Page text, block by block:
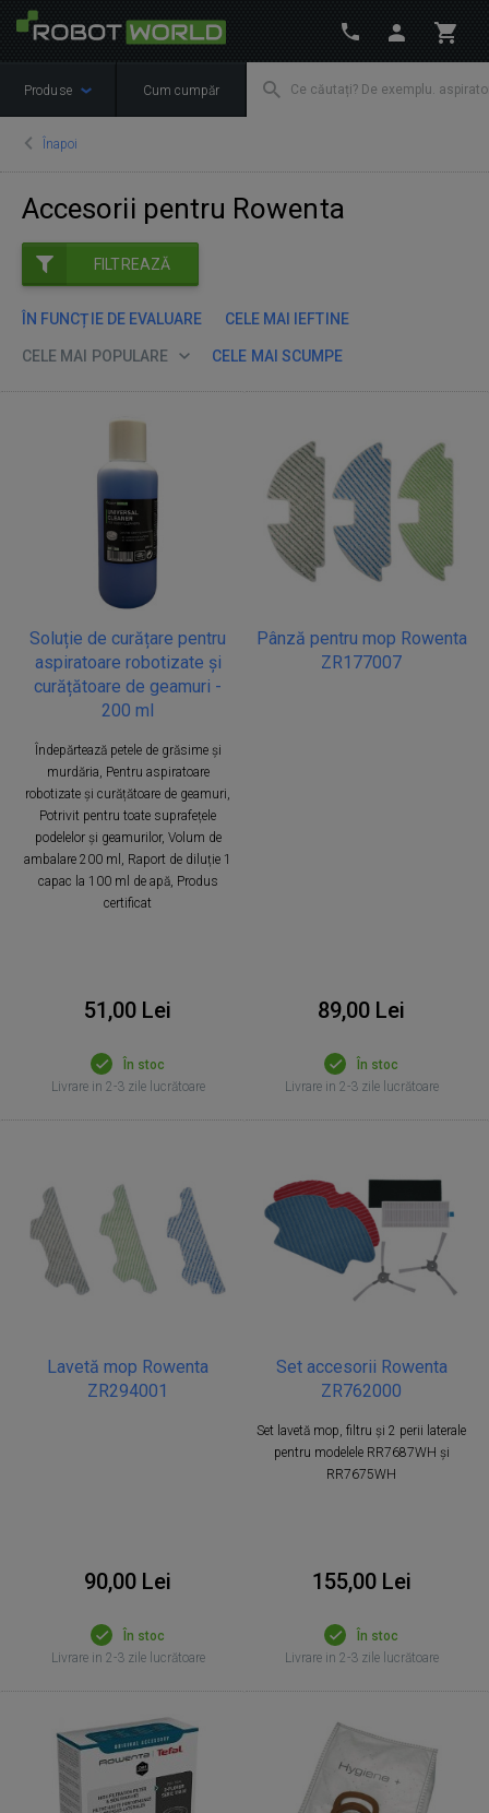
Produse Cum cumpăr
Înapoi
Accesorii pentru Rowenta
FILTREAZĂ
ÎN FUNCȚIE DE EVALUARE CELE MAI IEFTINE
CELE MAI POPULARE CELE MAI SCUMPE
Soluție de curățare pentru
aspiratoare robotizate și
curățătoare de geamuri -
200 ml
Îndepărtează petele de grăsime și
murdăria, Pentru aspiratoare
robotizate și curățătoare de geamuri,
Potrivit pentru toate suprafețele
podelelor și geamurilor, Volum de
ambalare 200 ml, Raport de diluție 1
capac la 100 ml de apă, Produs
certificat
51,00 Lei
În stoc
Livrare in 2-3 zile lucrătoare
Pânză pentru mop Rowenta
ZR177007
89,00 Lei
În stoc
Livrare in 2-3 zile lucrătoare
Lavetă mop Rowenta
ZR294001
90,00 Lei
În stoc
Livrare in 2-3 zile lucrătoare
Set accesorii Rowenta
ZR762000
Set lavetă mop, filtru și 2 perii laterale
pentru modelele RR7687WH și
RR7675WH
155,00 Lei
În stoc
Livrare in 2-3 zile lucrătoare